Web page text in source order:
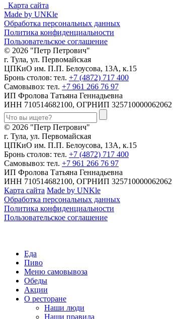
Карта сайта
Made by UNKle
Обработка персональных данных
Политика конфиденциальности
Пользовательское соглашение
© 2026 "Петр Петрович"
г. Тула, ул. Первомайская
ЦПКиО им. П.П. Белоусова, 13А, к.15
Бронь столов: тел. +7 (4872) 717 400
Самовывоз: тел. +7 961 266 76 97
ИП Фролова Татьяна Геннадьевна
ИНН 710514682100, ОГРНИП 325710000062062
© 2026 "Петр Петрович"
г. Тула, ул. Первомайская
ЦПКиО им. П.П. Белоусова, 13А, к.15
Бронь столов: тел. +7 (4872) 717 400
Самовывоз: тел. +7 961 266 76 97
ИП Фролова Татьяна Геннадьевна
ИНН 710514682100, ОГРНИП 325710000062062
Карта сайта Made by UNKle
Обработка персональных данных
Политика конфиденциальности
Пользовательское соглашение
Еда
Пиво
Меню самовывоза
Обеды
Акции
О ресторане
Наши люди
Наши правила